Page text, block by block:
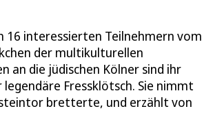
interessierten Teilnehmern vom
der multikulturellen
an die jüdischen Kölner sind ihr
Fressklötsch. Sie nimmt
bretterte, und erzählt von